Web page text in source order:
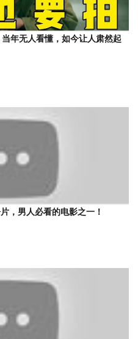
年无人看懂，如今让人肃然起
，男人必看的电影之一！